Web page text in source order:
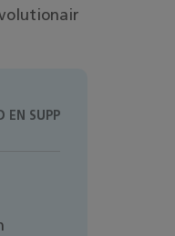
EN SUPPORT